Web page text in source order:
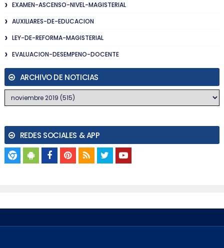
EXAMEN-ASCENSO-NIVEL-MAGISTERIAL
AUXILIARES-DE-EDUCACION
LEY-DE-REFORMA-MAGISTERIAL
EVALUACION-DESEMPENO-DOCENTE
ARCHIVO DE NOTICIAS
REDES SOCIALES & APP